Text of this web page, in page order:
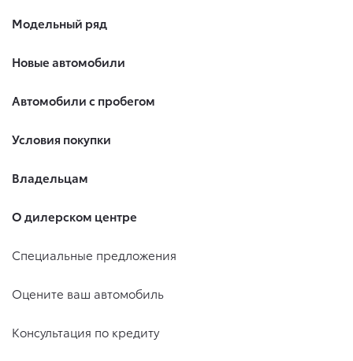
Модельный ряд
Новые автомобили
Автомобили с пробегом
Условия покупки
Владельцам
О дилерском центре
Специальные предложения
Оцените ваш автомобиль
Консультация по кредиту